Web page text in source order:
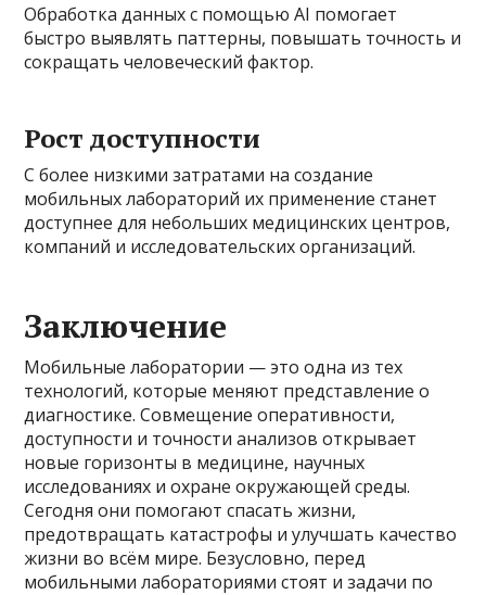
Обработка данных с помощью AI помогает
быстро выявлять паттерны, повышать точность и
сокращать человеческий фактор.
Рост доступности
С более низкими затратами на создание
мобильных лабораторий их применение станет
доступнее для небольших медицинских центров,
компаний и исследовательских организаций.
Заключение
Мобильные лаборатории — это одна из тех
технологий, которые меняют представление о
диагностике. Совмещение оперативности,
доступности и точности анализов открывает
новые горизонты в медицине, научных
исследованиях и охране окружающей среды.
Сегодня они помогают спасать жизни,
предотвращать катастрофы и улучшать качество
жизни во всём мире. Безусловно, перед
мобильными лабораториями стоят и задачи по